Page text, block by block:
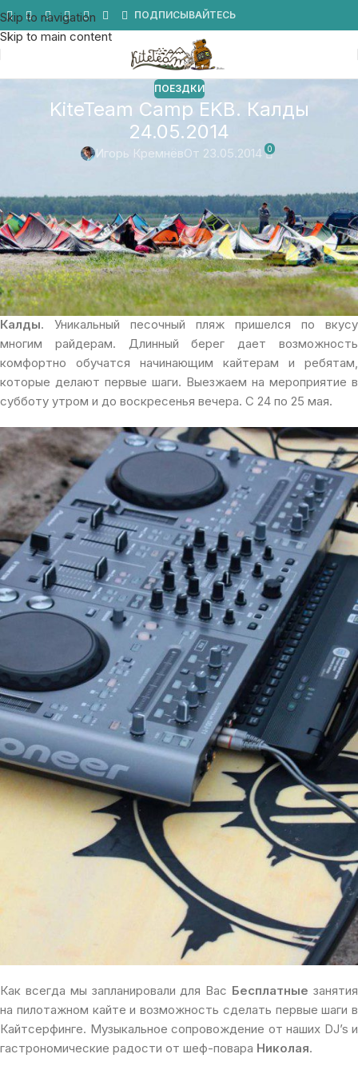
Skip to navigation
Skip to main content
ПОДПИСЫВАЙТЕСЬ
ПОЕЗДКИ
KiteTeam Camp EKB. Калды
24.05.2014
Игорь КремнёвОт 23.05.2014 0
KiteTeam Camp EKB в эти выходные будет
проходить на озере Калды, Челябинская область!
Хороший прогноз и стабильно жаркая плюсовая температура
натолкнула нас устроить музыкально-кайтово-спортивное
мероприятие на возможно лучшем споте Урала, озере
Калды. Уникальный песочный пляж пришелся по вкусу
многим райдерам. Длинный берег дает возможность
комфортно обучатся начинающим кайтерам и ребятам,
которые делают первые шаги. Выезжаем на мероприятие в
субботу утром и до воскресенья вечера. С 24 по 25 мая.
Как всегда мы запланировали для Вас Бесплатные занятия
на пилотажном кайте и возможность сделать первые шаги в
Кайтсерфинге. Музыкальное сопровождение от наших DJ’s и
гастрономические радости от шеф-повара Николая.